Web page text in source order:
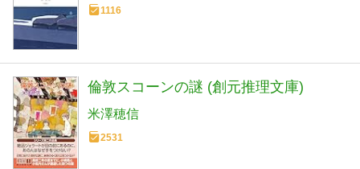
1116
倫敦スコーンの謎 (創元推理文庫)
米澤穂信
2531